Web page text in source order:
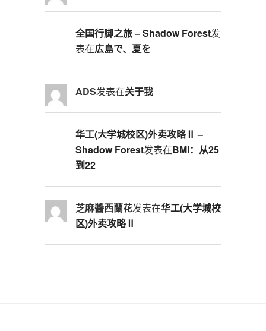
全国行脚之旅 – Shadow Forest发
表在広島で、夏を
ADS发表在关于我
华工(大学城校区)外卖攻略Ⅱ –
Shadow Forest发表在BMI：从25
到22
芝麻醬西蘭花发表在华工(大学城校
区)外卖攻略Ⅱ